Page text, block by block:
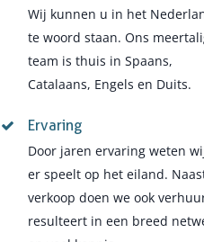
Wij kunnen u in het
te woord staan. Ons
team is thuis in Spaans,
Catalaans, Engels en Duits.
Ervaring
Door jaren ervaring weten
er speelt op het eiland.
verkoop doen we ook
resulteert in een breed